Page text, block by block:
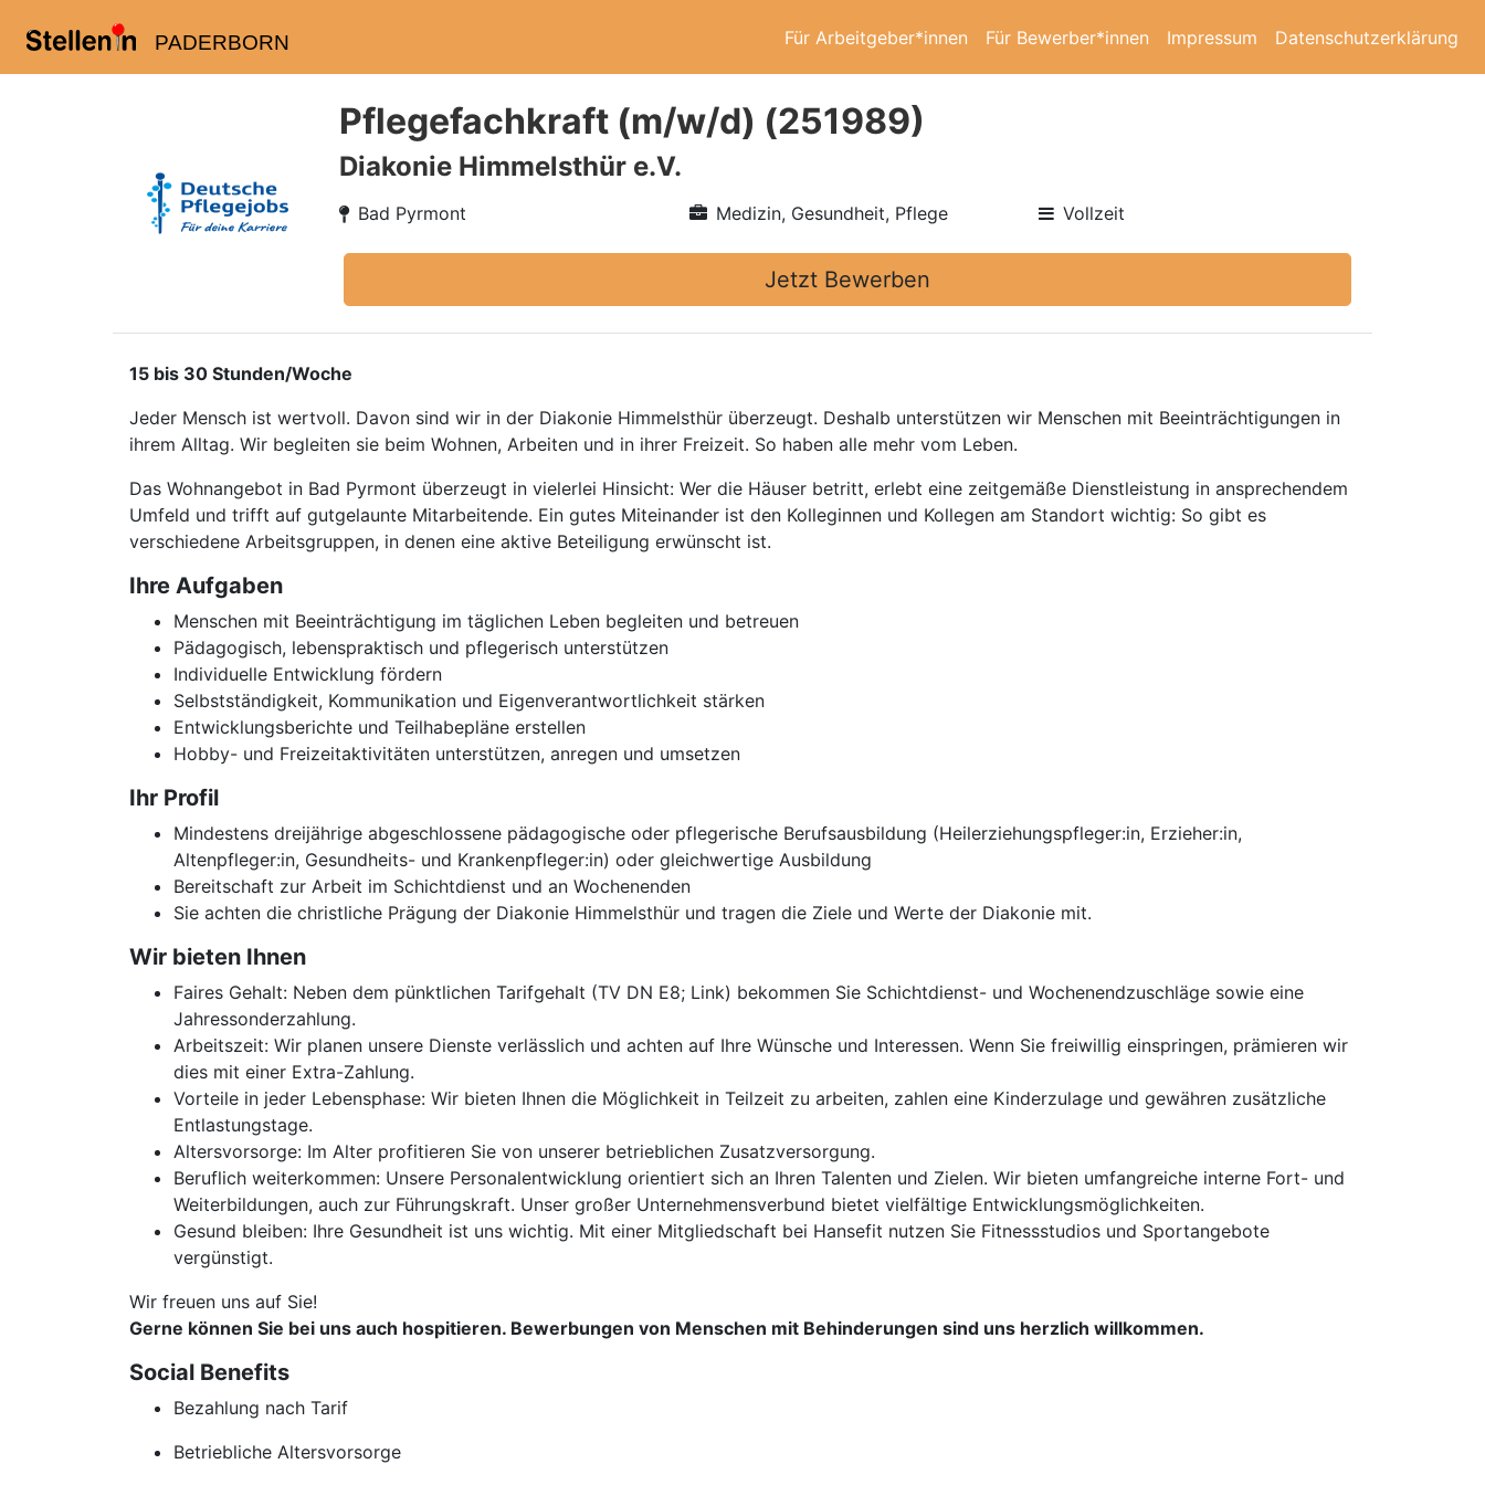
PADERBORN Für Arbeitgeber*innen Für Bewerber*innen Impressum Datenschutzerklärung
Pflegefachkraft (m/w/d) (251989)
Diakonie Himmelsthür e.V.
Bad Pyrmont Medizin, Gesundheit, Pflege Vollzeit
Jetzt Bewerben
15 bis 30 Stunden/Woche
Jeder Mensch ist wertvoll. Davon sind wir in der Diakonie Himmelsthür überzeugt. Deshalb unterstützen wir Menschen mit Beeinträchtigungen in
ihrem Alltag. Wir begleiten sie beim Wohnen, Arbeiten und in ihrer Freizeit. So haben alle mehr vom Leben.
Das Wohnangebot in Bad Pyrmont überzeugt in vielerlei Hinsicht: Wer die Häuser betritt, erlebt eine zeitgemäße Dienstleistung in ansprechendem
Umfeld und trifft auf gutgelaunte Mitarbeitende. Ein gutes Miteinander ist den Kolleginnen und Kollegen am Standort wichtig: So gibt es
verschiedene Arbeitsgruppen, in denen eine aktive Beteiligung erwünscht ist.
Ihre Aufgaben
Menschen mit Beeinträchtigung im täglichen Leben begleiten und betreuen
Pädagogisch, lebenspraktisch und pflegerisch unterstützen
Individuelle Entwicklung fördern
Selbstständigkeit, Kommunikation und Eigenverantwortlichkeit stärken
Entwicklungsberichte und Teilhabepläne erstellen
Hobby- und Freizeitaktivitäten unterstützen, anregen und umsetzen
Ihr Profil
Mindestens dreijährige abgeschlossene pädagogische oder pflegerische Berufsausbildung (Heilerziehungspfleger:in, Erzieher:in,
Altenpfleger:in, Gesundheits- und Krankenpfleger:in) oder gleichwertige Ausbildung
Bereitschaft zur Arbeit im Schichtdienst und an Wochenenden
Sie achten die christliche Prägung der Diakonie Himmelsthür und tragen die Ziele und Werte der Diakonie mit.
Wir bieten Ihnen
Faires Gehalt: Neben dem pünktlichen Tarifgehalt (TV DN E8; Link) bekommen Sie Schichtdienst- und Wochenendzuschläge sowie eine
Jahressonderzahlung.
Arbeitszeit: Wir planen unsere Dienste verlässlich und achten auf Ihre Wünsche und Interessen. Wenn Sie freiwillig einspringen, prämieren wir
dies mit einer Extra-Zahlung.
Vorteile in jeder Lebensphase: Wir bieten Ihnen die Möglichkeit in Teilzeit zu arbeiten, zahlen eine Kinderzulage und gewähren zusätzliche
Entlastungstage.
Altersvorsorge: Im Alter profitieren Sie von unserer betrieblichen Zusatzversorgung.
Beruflich weiterkommen: Unsere Personalentwicklung orientiert sich an Ihren Talenten und Zielen. Wir bieten umfangreiche interne Fort- und
Weiterbildungen, auch zur Führungskraft. Unser großer Unternehmensverbund bietet vielfältige Entwicklungsmöglichkeiten.
Gesund bleiben: Ihre Gesundheit ist uns wichtig. Mit einer Mitgliedschaft bei Hansefit nutzen Sie Fitnessstudios und Sportangebote
vergünstigt.
Wir freuen uns auf Sie!
Gerne können Sie bei uns auch hospitieren. Bewerbungen von Menschen mit Behinderungen sind uns herzlich willkommen.
Social Benefits
Bezahlung nach Tarif
Betriebliche Altersvorsorge